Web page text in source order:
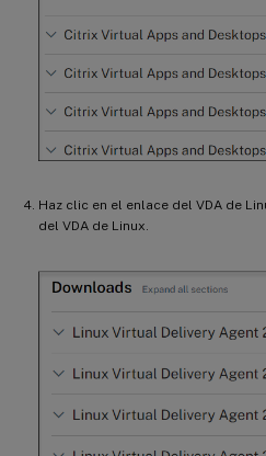
Haz clic en el enlace del VDA de
del VDA de Linux.